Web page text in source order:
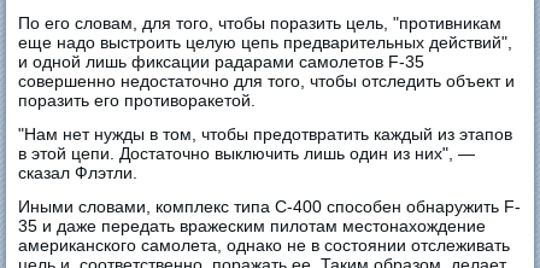
По его словам, для того, чтобы поразить цель, "противникам
еще надо выстроить целую цепь предварительных действий",
и одной лишь фиксации радарами самолетов F-35
совершенно недостаточно для того, чтобы отследить объект и
поразить его противоракетой.
"Нам нет нужды в том, чтобы предотвратить каждый из этапов
в этой цепи. Достаточно выключить лишь один из них", —
сказал Флэтли.
Иными словами, комплекс типа С-400 способен обнаружить F-
35 и даже передать вражеским пилотам местонахождение
американского самолета, однако не в состоянии отслеживать
цель и, соответственно, поражать ее. Таким образом, делает